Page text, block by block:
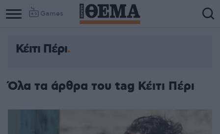
Games
Κέιτι Πέρι
Όλα τα άρθρα του tag Κέιτι Πέρι